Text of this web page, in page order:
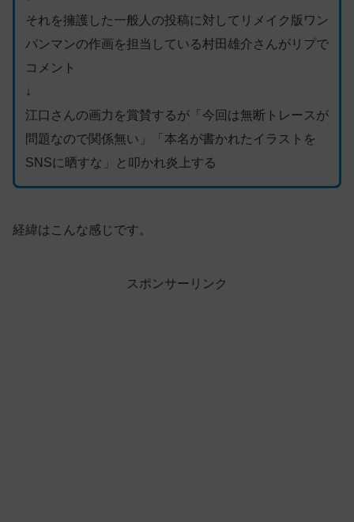
それを擁護した一般人の投稿に対してリメイク版ワン
パンマンの作画を担当している村田雄介さんがリプで
コメント
↓
江口さんの画力を賞賛するが「今回は無断トレースが
問題なので関係無い」「本名が書かれたイラストを
SNSに晒すな」と叩かれ炎上する
経緯はこんな感じです。
スポンサーリンク